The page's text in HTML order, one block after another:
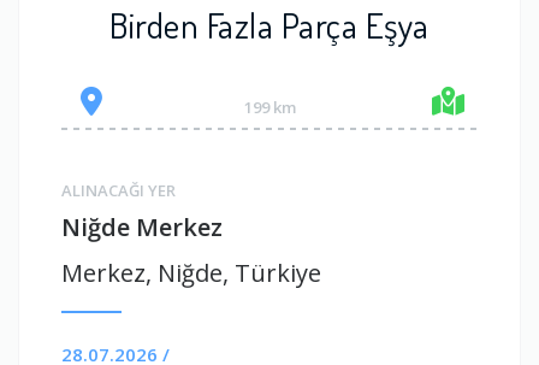
Birden Fazla Parça Eşya
199 km
ALINACAĞI YER
Niğde Merkez
Merkez, Niğde, Türkiye
28.07.2026 /